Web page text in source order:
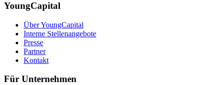
YoungCapital
Über YoungCapital
Interne Stellenangebote
Presse
Partner
Kontakt
Für Unternehmen